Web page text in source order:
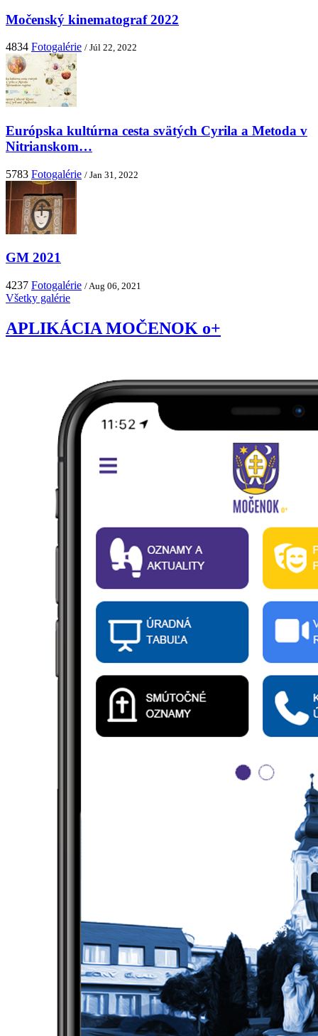
Močenský kinematograf 2022
4834 Fotogalérie / Júl 22, 2022
Európska kultúrna cesta svätých Cyrila a Metoda v
Nitrianskom…
5783 Fotogalérie / Jan 31, 2022
GM 2021
4237 Fotogalérie / Aug 06, 2021
Všetky galérie
APLIKÁCIA MOČENOK o+